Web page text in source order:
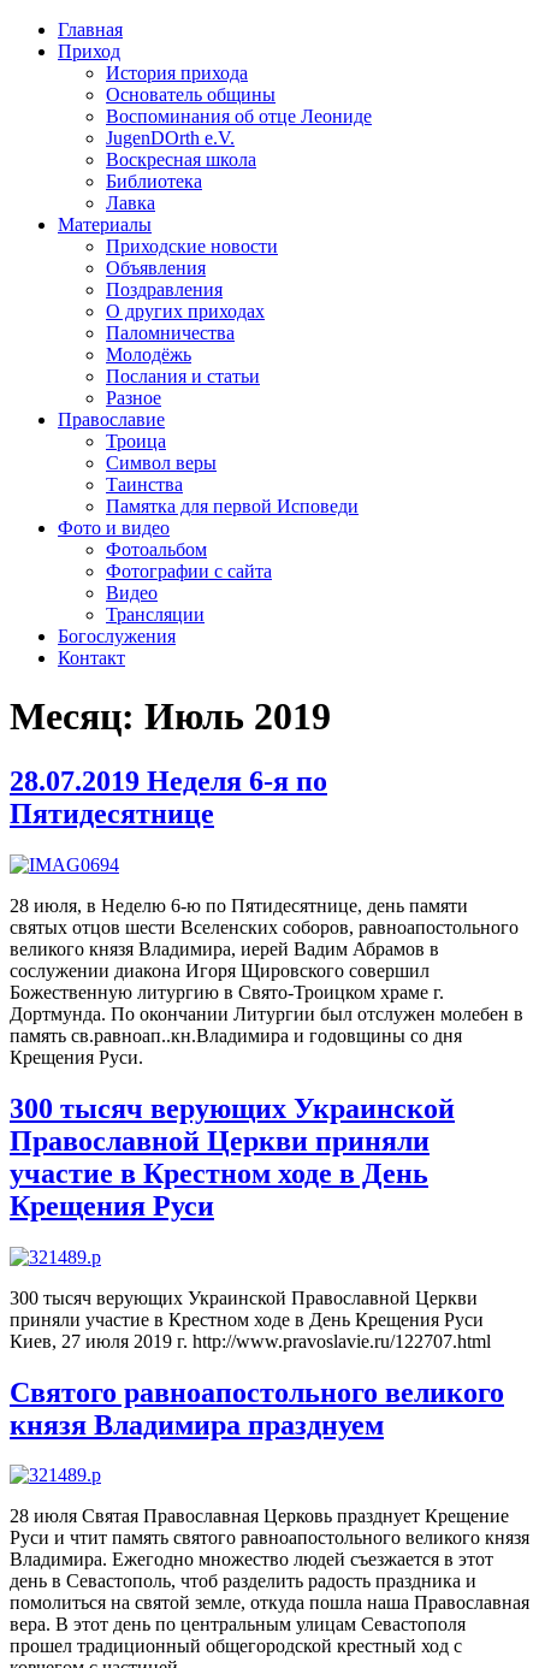
Главная
Приход
История прихода
Основатель общины
Воспоминания об отце Леониде
JugenDOrth e.V.
Воскресная школа
Библиотека
Лавка
Материалы
Приходские новости
Объявления
Поздравления
О других приходах
Паломничества
Молодёжь
Послания и статьи
Разное
Православие
Троица
Символ веры
Таинства
Памятка для первой Исповеди
Фото и видео
Фотоальбом
Фотографии с сайта
Видео
Трансляции
Богослужения
Контакт
Месяц: Июль 2019
28.07.2019 Неделя 6-я по
Пятидесятнице
28 июля, в Неделю 6-ю по Пятидесятнице, день памяти
святых отцов шести Вселенских соборов, равноапостольного
великого князя Владимира, иерей Вадим Абрамов в
сослужении диакона Игоря Щировского совершил
Божественную литургию в Свято-Троицком храме г.
Дортмунда. По окончании Литургии был отслужен молебен в
память св.равноап..кн.Владимира и годовщины со дня
Крещения Руси.
300 тысяч верующих Украинской
Православной Церкви приняли
участие в Крестном ходе в День
Крещения Руси
300 тысяч верующих Украинской Православной Церкви
приняли участие в Крестном ходе в День Крещения Руси
Киев, 27 июля 2019 г. http://www.pravoslavie.ru/122707.html
Святого равноапостольного великого
князя Владимира празднуем
28 июля Святая Православная Церковь празднует Крещение
Руси и чтит память святого равноапостольного великого князя
Владимира. Ежегодно множество людей съезжается в этот
день в Севастополь, чтоб разделить радость праздника и
помолиться на святой земле, откуда пошла наша Православная
вера. В этот день по центральным улицам Севастополя
прошел традиционный общегородской крестный ход с